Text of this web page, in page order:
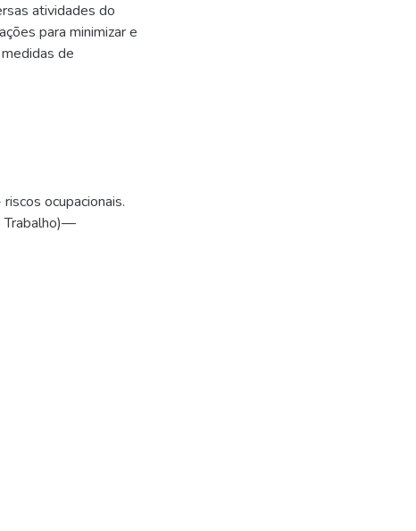
atividades do
para minimizar e
de
ocupacionais.
Trabalho)—